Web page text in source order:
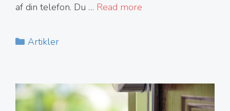
af din telefon. Du … Read more
Kategorier
Artikler